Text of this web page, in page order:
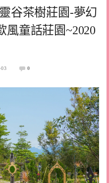
谷茶樹莊園-夢幻
風童話莊園~2020
0